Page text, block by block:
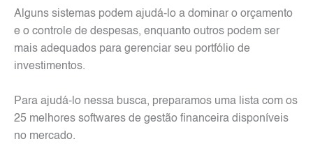
Alguns sistemas podem ajudá-lo a dominar o orçamento
e o controle de despesas, enquanto outros podem ser
mais adequados para gerenciar seu portfólio de
investimentos.
Para ajudá-lo nessa busca, preparamos uma lista com os
25 melhores softwares de gestão financeira disponíveis
no mercado.